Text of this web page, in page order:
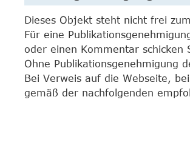
Dieses Objekt steht nicht frei
Für eine
oder einen Kommentar schicken
Ohne Publikationsgenehmigung
Bei Verweis auf die Webseite,
gemäß der nachfolgenden